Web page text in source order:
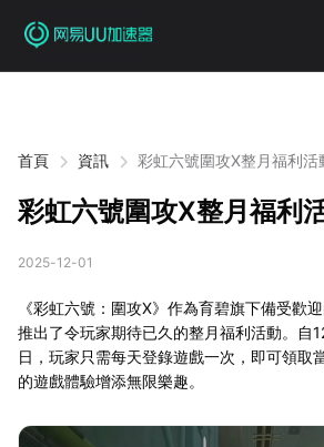
首頁 資訊 彩虹六號圍攻X整月福利活
彩虹六號圍攻X整月福利
2025-12-01
《彩虹六號：圍攻X》作為育碧旗下備受歡
推出了令玩家期待已久的整月福利活動。自
日，玩家只需每天登錄遊戲一次，即可領取
的遊戲體驗增添無限樂趣。